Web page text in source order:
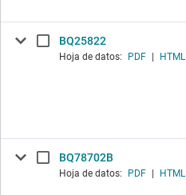
BQ25822
Hoja de datos: PDF HTML
BQ78702B
Hoja de datos: PDF HTML